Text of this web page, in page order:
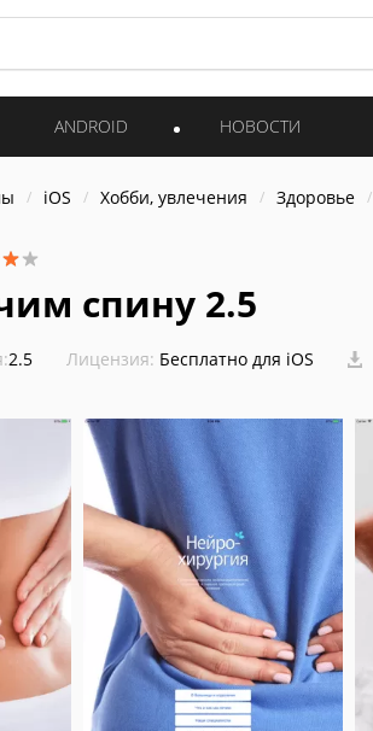
ANDROID НОВОСТИ
iOS Хобби, увлечения Здоровье
спину 2.5
2.5 Лицензия: Бесплатно для iOS